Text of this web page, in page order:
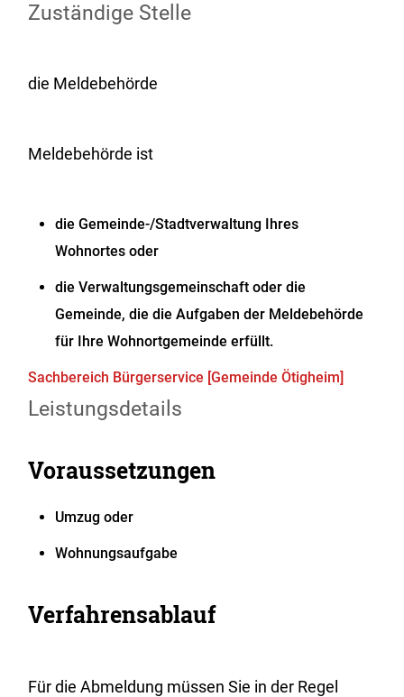
Zuständige Stelle
die Meldebehörde
Meldebehörde ist
die Gemeinde-/Stadtverwaltung Ihres
Wohnortes oder
die Verwaltungsgemeinschaft oder die
Gemeinde, die die Aufgaben der Meldebehörde
für Ihre Wohnortgemeinde erfüllt.
Sachbereich Bürgerservice [Gemeinde Ötigheim]
Leistungsdetails
Voraussetzungen
Umzug oder
Wohnungsaufgabe
Verfahrensablauf
Für die Abmeldung müssen Sie in der Regel